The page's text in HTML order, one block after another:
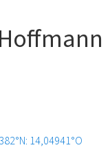
14,04941°O